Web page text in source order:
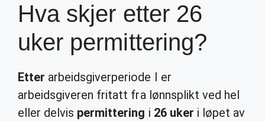
Hva skjer etter 26
uker permittering?
Etter arbeidsgiverperiode I er
arbeidsgiveren fritatt fra lønnsplikt ved hel
eller delvis permittering i 26 uker i løpet av